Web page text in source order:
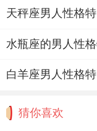
新开的川菜馆 -
纸~每瞥一眼都在
决定性决定放在
如果想增强财运
猜你喜欢